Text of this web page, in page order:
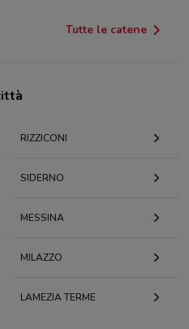
Tutte le catene
RIZZICONI
SIDERNO
MESSINA
MILAZZO
LAMEZIA TERME